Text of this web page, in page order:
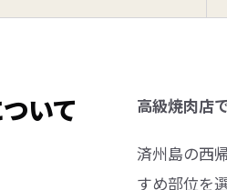
いて 高級焼肉店
済州島の西
すめ部位を